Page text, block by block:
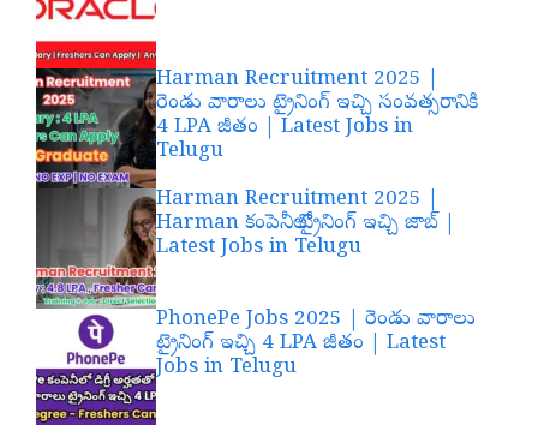
Harman Recruitment 2025 |
రెండు వారాలు ట్రైనింగ్ ఇచ్చి సంవత్సరానికి
4 LPA జీతం | Latest Jobs in
Telugu
Harman Recruitment 2025 |
Harman కంపెనీలో ట్రైనింగ్ ఇచ్చి జాబ్ |
Latest Jobs in Telugu
PhonePe Jobs 2025 | రెండు వారాలు
ట్రైనింగ్ ఇచ్చి 4 LPA జీతం | Latest
Jobs in Telugu